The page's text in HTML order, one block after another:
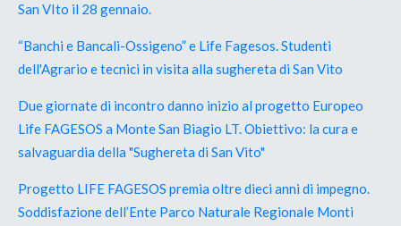
San VIto il 28 gennaio.
“Banchi e Bancali-Ossigeno” e Life Fagesos. Studenti
dell'Agrario e tecnici in visita alla sughereta di San Vito
Due giornate di incontro danno inizio al progetto Europeo
Life FAGESOS a Monte San Biagio LT. Obiettivo: la cura e
salvaguardia della "Sughereta di San Vito"
Progetto LIFE FAGESOS premia oltre dieci anni di impegno.
Soddisfazione dell’Ente Parco Naturale Regionale Monti